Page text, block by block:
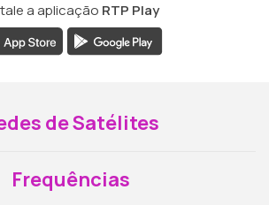
a aplicação RTP Play
de Satélites
Frequências